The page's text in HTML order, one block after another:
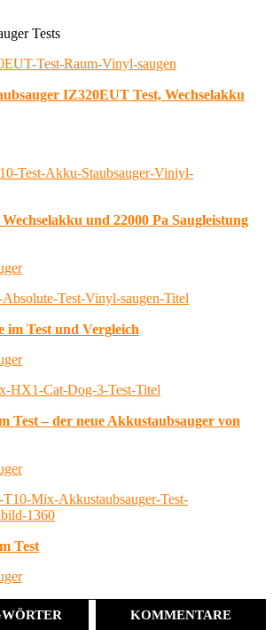
Tests
IZ320EUT Test, Wechselakku
und 22000 Pa Saugleistung
im Test und Vergleich
Test – der neue Akkustaubsauger von
Test
KOMMENTARE